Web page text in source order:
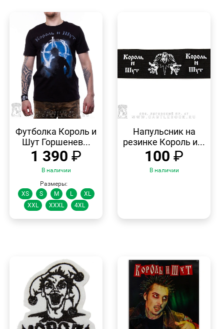
ПРОСМОТР
Футболка Король и
Шут Горшенев...
1 390 ₽
В наличии
Размеры:
XS
S M L
XL
XXL
XXXL 4XL
Напульсник на
резинке Король и...
100 ₽
В наличии